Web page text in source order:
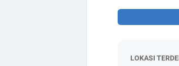
LOKASI